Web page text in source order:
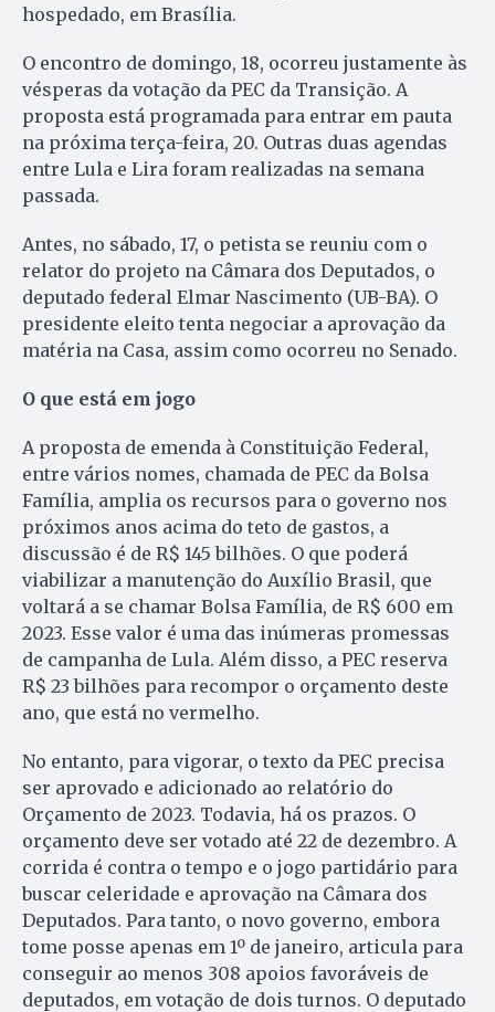
hospedado, em Brasília.
O encontro de domingo, 18, ocorreu justamente às
vésperas da votação da PEC da Transição. A
proposta está programada para entrar em pauta
na próxima terça-feira, 20. Outras duas agendas
entre Lula e Lira foram realizadas na semana
passada.
Antes, no sábado, 17, o petista se reuniu com o
relator do projeto na Câmara dos Deputados, o
deputado federal Elmar Nascimento (UB-BA). O
presidente eleito tenta negociar a aprovação da
matéria na Casa, assim como ocorreu no Senado.
O que está em jogo
A proposta de emenda à Constituição Federal,
entre vários nomes, chamada de PEC da Bolsa
Família, amplia os recursos para o governo nos
próximos anos acima do teto de gastos, a
discussão é de R$ 145 bilhões. O que poderá
viabilizar a manutenção do Auxílio Brasil, que
voltará a se chamar Bolsa Família, de R$ 600 em
2023. Esse valor é uma das inúmeras promessas
de campanha de Lula. Além disso, a PEC reserva
R$ 23 bilhões para recompor o orçamento deste
ano, que está no vermelho.
No entanto, para vigorar, o texto da PEC precisa
ser aprovado e adicionado ao relatório do
Orçamento de 2023. Todavia, há os prazos. O
orçamento deve ser votado até 22 de dezembro. A
corrida é contra o tempo e o jogo partidário para
buscar celeridade e aprovação na Câmara dos
Deputados. Para tanto, o novo governo, embora
tome posse apenas em 1º de janeiro, articula para
conseguir ao menos 308 apoios favoráveis de
deputados, em votação de dois turnos. O deputado